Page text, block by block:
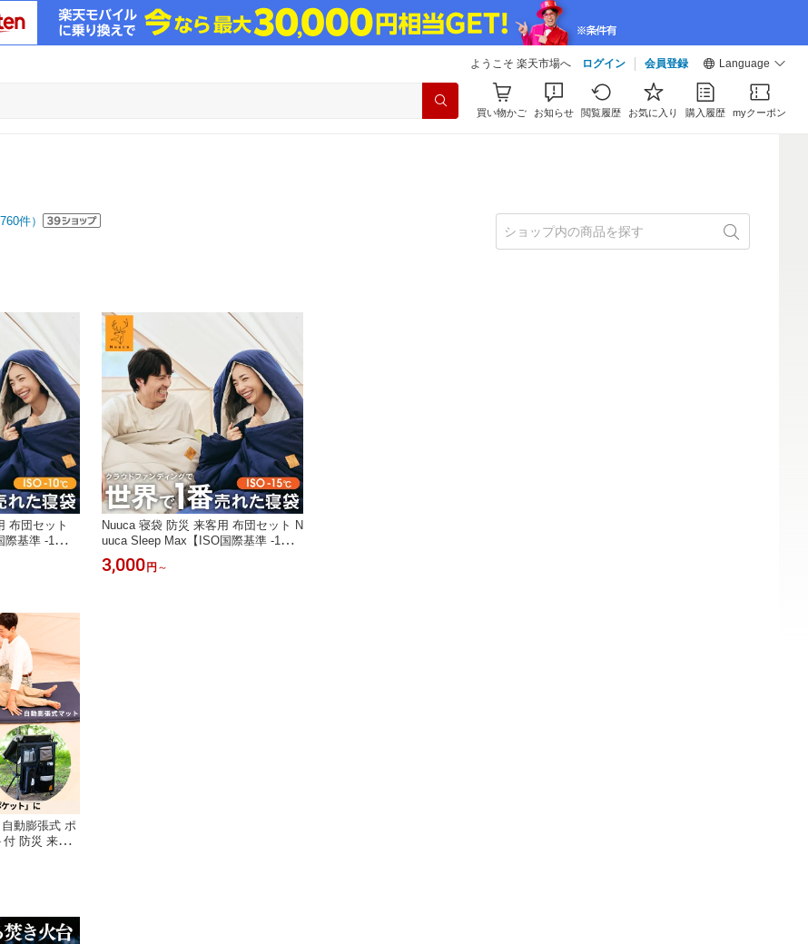
ようこそ 楽天市場へ ログイン 会員登録 Language
買い物かご お知らせ 閲覧履歴 お気に入り 購入履歴 myクーポン
件）
布団セット
際基準 -1
ラフ オール
来客布団 布
用 帰省 収納
Nuuca 寝袋 防災 来客用 布団セット N
uuca Sleep Max【ISO国際基準 -1
5℃】 北欧デザイン シュラフ 冬用 オ
ールシーズン 秋用 春用 来客 布団 ふ
3,000 円 ～
動膨張式 ポ
付 防災 来客
ット 北欧デ
とん 客用布